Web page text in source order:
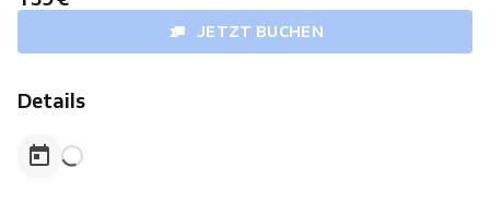
JETZT BUCHEN
Details